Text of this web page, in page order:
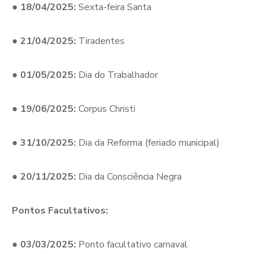
● 18/04/2025: Sexta-feira Santa
● 21/04/2025: Tiradentes
● 01/05/2025: Dia do Trabalhador
● 19/06/2025: Corpus Christi
● 31/10/2025: Dia da Reforma (feriado municipal)
● 20/11/2025: Dia da Consciência Negra
Pontos Facultativos:
● 03/03/2025: Ponto facultativo carnaval